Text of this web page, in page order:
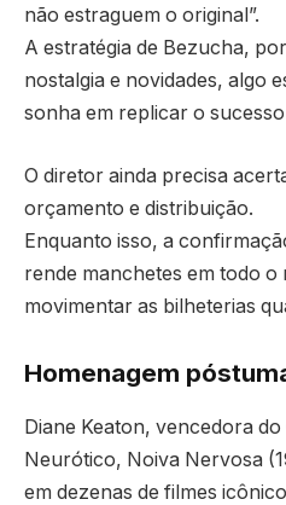
não estraguem o original”.
A estratégia de Bezucha,
nostalgia e novidades, algo
sonha em replicar o
O diretor ainda precisa
orçamento e distribuição.
Enquanto isso, a
rende manchetes em todo o
movimentar as bilheterias
Homenagem
Diane Keaton, vencedora
Neurótico, Noiva Nervosa
em dezenas de filmes